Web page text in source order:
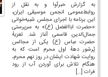
به گزارش خبرآوا و به نقل از
روابط‌عمومی انجمن موسیقی ایران،
این برنامه با اجرای مجلس شبیه‌خوانی
«حضرت اباالفضل (ع)» به سرپرستی
جمال‌الدین قاسمی آغاز شد. تعزیهٔ
حضرت عباس (ع) یکی از مجالس
پُرشور دههٔ اول محرم است که به
روایت شهادت ایشان در روز نهم محرم،
هنگام تلاش برای آوردن آب از رود
فرات […]